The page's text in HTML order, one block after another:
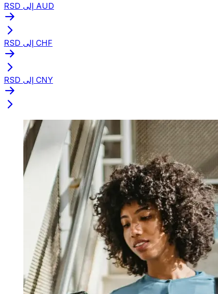
RSD إلى AUD
RSD إلى CHF
RSD إلى CNY